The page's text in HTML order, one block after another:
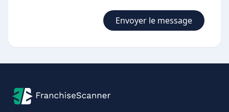
Envoyer le message